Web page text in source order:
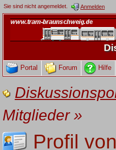
Sie sind nicht angemeldet. Anmelden
Portal Forum Hilfe
Mitglieder»
Profil